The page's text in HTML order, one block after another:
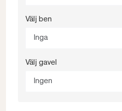
Välj ben
Inga
Välj gavel
Ingen